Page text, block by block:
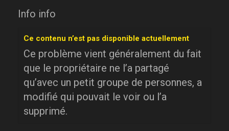
Info info
Ce contenu n’est pas disponible actuellement
Ce problème vient généralement du fait
que le propriétaire ne l’a partagé
qu’avec un petit groupe de personnes, a
modifié qui pouvait le voir ou l’a
supprimé.